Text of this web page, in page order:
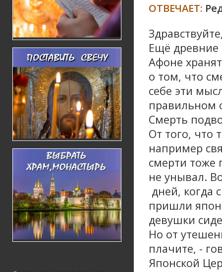
ОТВЕЧАЕТ:
Ещё
Афоне
о том, что
себе эти
правильном
Смерть
От того, что
например
смерти тоже
не унывал.
дней, когда
пришли
девушки
Но от
плачите, -
Японской